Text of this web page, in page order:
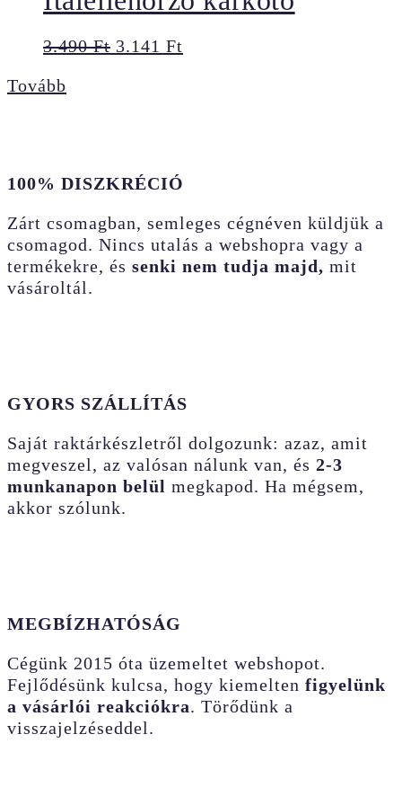
3.490Ft Original
3.141 Ft
Tovább
100% DISZKRÉCIÓ
Zárt csomagban, semleges cégnéven küldjük a
csomagod. Nincs utalás a webshopra vagy a
termékekre, és senki nem tudja majd, mit
vásároltál.
GYORS SZÁLLÍTÁS
Saját raktárkészletről dolgozunk: azaz, amit
megveszel, az valósan nálunk van, és 2-3
munkanapon belül megkapod. Ha mégsem,
akkor szólunk.
MEGBÍZHATÓSÁG
Cégünk 2015 óta üzemeltet webshopot.
Fejlődésünk kulcsa, hogy kiemelten figyelünk
a vásárlói reakciókra. Törődünk a
visszajelzéseddel.